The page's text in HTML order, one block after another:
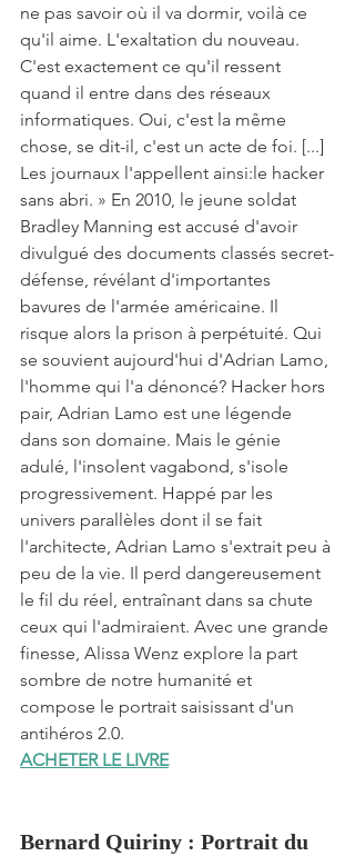
ne pas savoir où il va dormir, voilà ce
qu'il aime. L'exaltation du nouveau.
C'est exactement ce qu'il ressent
quand il entre dans des réseaux
informatiques. Oui, c'est la même
chose, se dit-il, c'est un acte de foi. [...]
Les journaux l'appellent ainsi:le hacker
sans abri. » En 2010, le jeune soldat
Bradley Manning est accusé d'avoir
divulgué des documents classés secret-
défense, révélant d'importantes
bavures de l'armée américaine. Il
risque alors la prison à perpétuité. Qui
se souvient aujourd'hui d'Adrian Lamo,
l'homme qui l'a dénoncé? Hacker hors
pair, Adrian Lamo est une légende
dans son domaine. Mais le génie
adulé, l'insolent vagabond, s'isole
progressivement. Happé par les
univers parallèles dont il se fait
l'architecte, Adrian Lamo s'extrait peu à
peu de la vie. Il perd dangereusement
le fil du réel, entraînant dans sa chute
ceux qui l'admiraient. Avec une grande
finesse, Alissa Wenz explore la part
sombre de notre humanité et
compose le portrait saisissant d'un
antihéros 2.0.
ACHETER LE LIVRE
Bernard Quiriny : Portrait du